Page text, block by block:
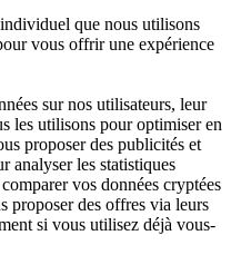
que nous utilisons
vous offrir une expérience
sur nos utilisateurs, leur
les utilisons pour optimiser en
proposer des publicités et
analyser les statistiques
vos données cryptées
proposer des offres via leurs
si vous utilisez déjà vous-